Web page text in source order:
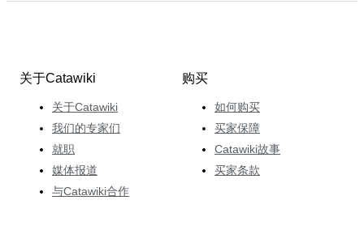
关于Catawiki
关于Catawiki
我们的专家们
就职
媒体报道
与Catawiki合作
购买
如何购买
买家保障
Catawiki故事
买家条款